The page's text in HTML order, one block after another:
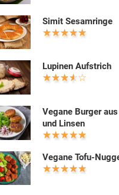
Simit Sesamringe
Lupinen Aufstrich
Vegane Burger
und Linsen
Vegane Tofu-